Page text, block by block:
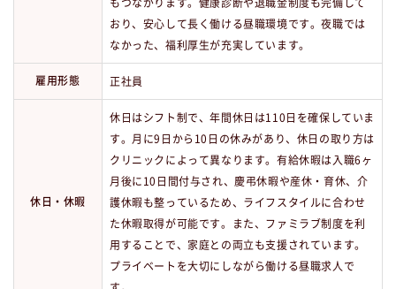
もつながります。健康診断や退職金制度も完備して
おり、安心して長く働ける昼職環境です。夜職では
なかった、福利厚生が充実しています。
雇用形態 正社員
休日・休暇
休日はシフト制で、年間休日は110日を確保していま
す。月に9日から10日の休みがあり、休日の取り方は
クリニックによって異なります。有給休暇は入職6ヶ
月後に10日間付与され、慶弔休暇や産休・育休、介
護休暇も整っているため、ライフスタイルに合わせ
た休暇取得が可能です。また、ファミラブ制度を利
用することで、家庭との両立も支援されています。
プライベートを大切にしながら働ける昼職求人で